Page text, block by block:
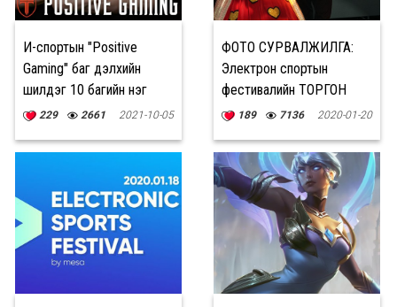
И-спортын "Positive
Gaming" баг дэлхийн
шилдэг 10 багийн нэг
боллоо
229 2661 2021-10-05
ФОТО СУРВАЛЖИЛГА:
Электрон спортын
фестивалийн ТОРГОН
МӨЧҮҮД
189 7136 2020-01-20